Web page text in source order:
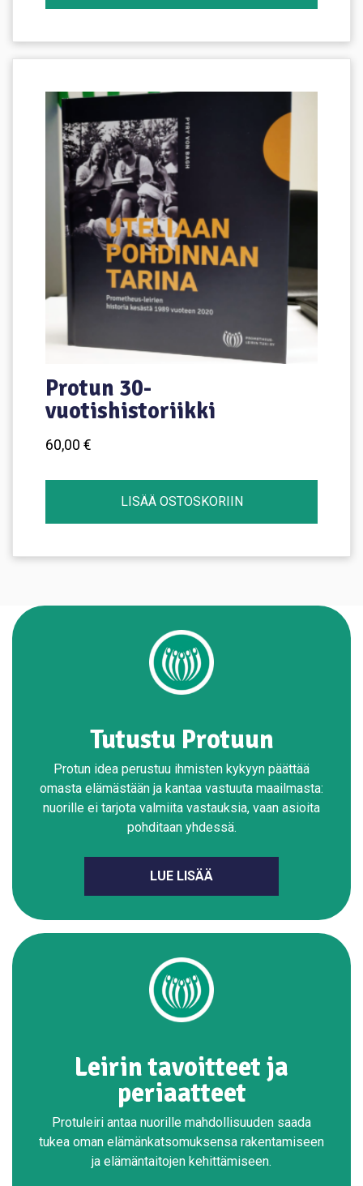
Protun 30-
vuotishistoriikki
60,00 €
LISÄÄ OSTOSKORIIN
Tutustu Protuun
Protun idea perustuu ihmisten kykyyn päättää
omasta elämästään ja kantaa vastuuta maailmasta:
nuorille ei tarjota valmiita vastauksia, vaan asioita
pohditaan yhdessä.
LUE LISÄÄ
Leirin tavoitteet ja
periaatteet
Protuleiri antaa nuorille mahdollisuuden saada
tukea oman elämänkatsomuksensa rakentamiseen
ja elämäntaitojen kehittämiseen.